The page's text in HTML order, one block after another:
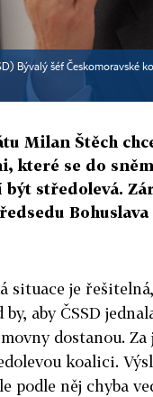
Bývalý šéf Českomoravské
Milan Štěch
které se do
být středolevá.
situace je
by, aby ČSSD
dostanou.
koalici.
podle něj chyba